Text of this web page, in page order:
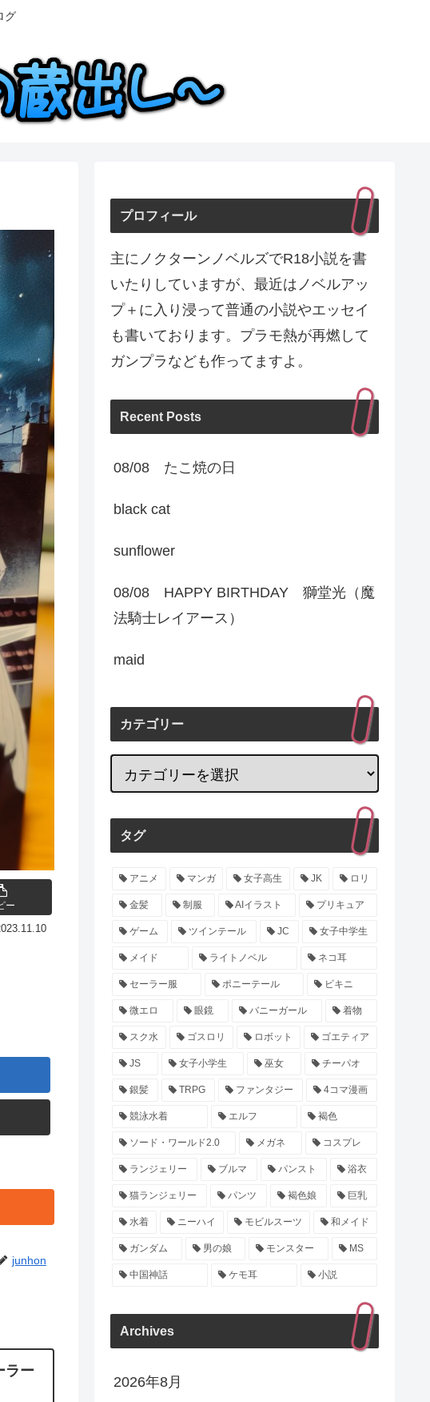
グ
ー
junhon
ラー
プロフィール
主にノクターンノベルズでR18小説を書
いたりしていますが、最近はノベルアッ
プ＋に入り浸って普通の小説やエッセイ
も書いております。プラモ熱が再燃して
ガンプラなども作ってますよ。
Recent Posts
08/08 たこ焼の日
black cat
sunflower
08/08 HAPPY BIRTHDAY 獅堂光（魔
法騎士レイアース）
maid
カテゴリー
タグ
アニメ マンガ 女子高生 JK ロリ
金髪 制服 AIイラスト プリキュア
ゲーム ツインテール JC 女子中学生
メイド ライトノベル ネコ耳
セーラー服 ポニーテール ビキニ
微エロ 眼鏡 バニーガール 着物
スク水 ゴスロリ ロボット ゴエティア
JS 女子小学生 巫女 チーパオ
銀髪 TRPG ファンタジー 4コマ漫画
競泳水着 エルフ 褐色
ソード・ワールド2.0 メガネ コスプレ
ランジェリー ブルマ パンスト 浴衣
猫ランジェリー パンツ 褐色娘 巨乳
水着 ニーハイ モビルスーツ 和メイド
ガンダム 男の娘 モンスター MS
中国神話 ケモ耳 小説
Archives
2026年8月